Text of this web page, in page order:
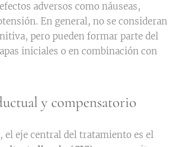
adversos como náuseas,
En general, no se consideran
pero pueden formar parte del
iniciales o en combinación con
y compensatorio
el eje central del tratamiento es el